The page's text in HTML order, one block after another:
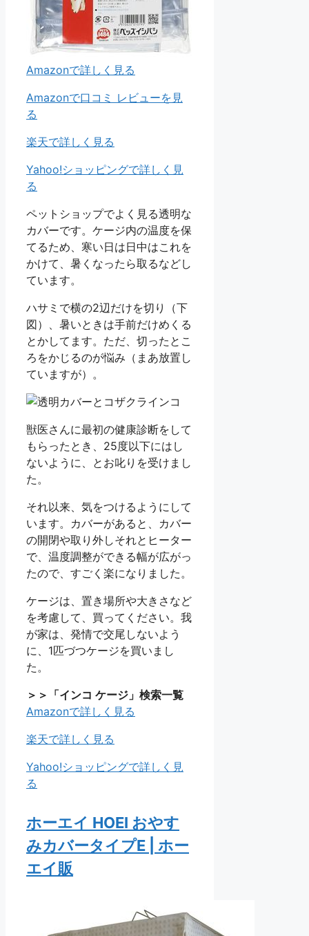
Amazonで詳しく見る
Amazonで口コミ レビューを見
る
楽天で詳しく見る
Yahoo!ショッピングで詳しく見
る
ペットショップでよく見る透明な
カバーです。ケージ内の温度を保
てるため、寒い日は日中はこれを
かけて、暑くなったら取るなどし
ています。
ハサミで横の2辺だけを切り（下
図）、暑いときは手前だけめくる
とかしてます。ただ、切ったとこ
ろをかじるのが悩み（まあ放置し
ていますが）。
獣医さんに最初の健康診断をして
もらったとき、25度以下にはし
ないように、とお叱りを受けまし
た。
それ以来、気をつけるようにして
います。カバーがあると、カバー
の開閉や取り外しそれとヒーター
で、温度調整ができる幅が広がっ
たので、すごく楽になりました。
ケージは、置き場所や大きさなど
を考慮して、買ってください。我
が家は、発情で交尾しないよう
に、1匹づつケージを買いまし
た。
＞＞「インコ ケージ」検索一覧
Amazonで詳しく見る
楽天で詳しく見る
Yahoo!ショッピングで詳しく見
る
ホーエイ HOEI おやす
みカバータイプE | ホー
エイ販